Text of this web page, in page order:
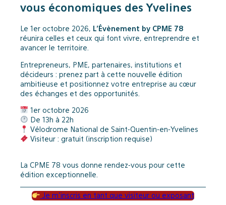
vous économiques des Yvelines
Le 1er octobre 2026, L’Évènement by CPME 78
réunira celles et ceux qui font vivre, entreprendre et
avancer le territoire.
Entrepreneurs, PME, partenaires, institutions et
décideurs : prenez part à cette nouvelle édition
ambitieuse et positionnez votre entreprise au cœur
des échanges et des opportunités.
1er octobre 2026
De 13h à 22h
Vélodrome National de Saint-Quentin-en-Yvelines
Visiteur : gratuit (inscription requise)
La CPME 78 vous donne rendez-vous pour cette
édition exceptionnelle.
Je m’inscris en tant que visiteur ou exposant